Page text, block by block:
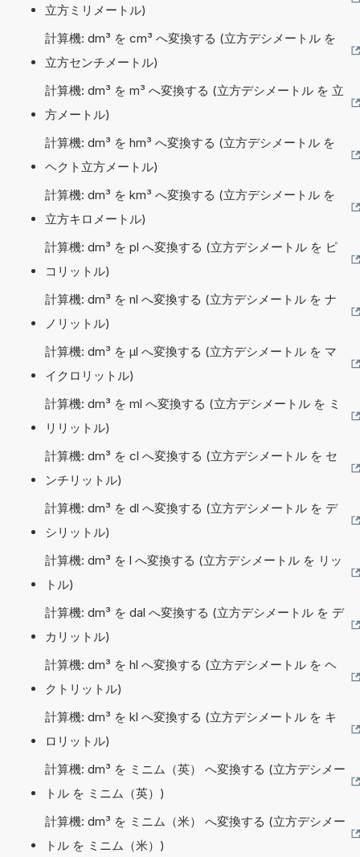
立方ミリメートル)
計算機: dm³ を cm³ へ変換する (立方デシメートル を
立方センチメートル)
計算機: dm³ を m³ へ変換する (立方デシメートル を 立
方メートル)
計算機: dm³ を hm³ へ変換する (立方デシメートル を
ヘクト立方メートル)
計算機: dm³ を km³ へ変換する (立方デシメートル を
立方キロメートル)
計算機: dm³ を pl へ変換する (立方デシメートル を ピ
コリットル)
計算機: dm³ を nl へ変換する (立方デシメートル を ナ
ノリットル)
計算機: dm³ を µl へ変換する (立方デシメートル を マ
イクロリットル)
計算機: dm³ を ml へ変換する (立方デシメートル を ミ
リリットル)
計算機: dm³ を cl へ変換する (立方デシメートル を セ
ンチリットル)
計算機: dm³ を dl へ変換する (立方デシメートル を デ
シリットル)
計算機: dm³ を l へ変換する (立方デシメートル を リッ
トル)
計算機: dm³ を dal へ変換する (立方デシメートル を デ
カリットル)
計算機: dm³ を hl へ変換する (立方デシメートル を ヘ
クトリットル)
計算機: dm³ を kl へ変換する (立方デシメートル を キ
ロリットル)
計算機: dm³ を ミニム（英） へ変換する (立方デシメー
トル を ミニム（英）)
計算機: dm³ を ミニム（米） へ変換する (立方デシメー
トル を ミニム（米）)